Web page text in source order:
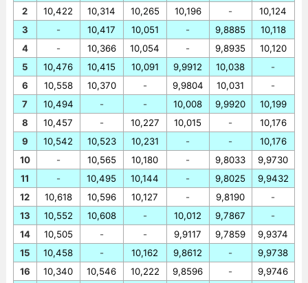
2
3
4
5
6
7
8
9
10
11
12
13
14
15
16
10,422
-
-
10,476
10,558
10,494
10,457
10,542
-
-
10,618
10,552
10,505
10,458
10,340
10,314
10,417
10,366
10,415
10,370
-
-
10,523
10,565
10,495
10,596
10,608
-
-
10,546
10,265
10,051
10,054
10,091
-
-
10,227
10,231
10,180
10,144
10,127
-
-
10,162
10,222
10,196
-
-
9,9912
9,9804
10,008
10,015
-
-
-
-
10,012
9,9117
9,8612
9,8596
-
9,8885
9,8935
10,038
10,031
9,9920
-
-
9,8033
9,8025
9,8190
9,7867
9,7859
-
-
10,124
10,118
10,120
-
-
10,199
10,176
10,176
9,9730
9,9432
-
-
9,9374
9,9738
9,9746